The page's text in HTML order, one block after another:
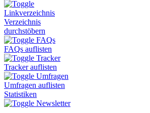
Linkverzeichnis
Verzeichnis
durchstöbern
FAQs
FAQs auflisten
Tracker
Tracker auflisten
Umfragen
Umfragen auflisten
Statistiken
Newsletter